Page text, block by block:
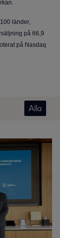
länder,
på 66,9
på Nasdaq
Alla